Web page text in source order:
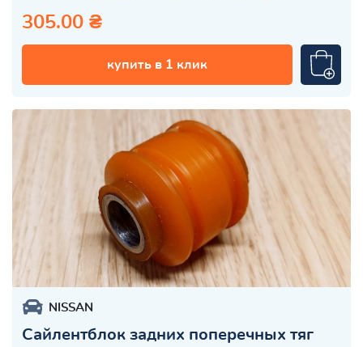
305.00 ₴
купить в 1 клик
NISSAN
Сайлентблок задних поперечных тяг